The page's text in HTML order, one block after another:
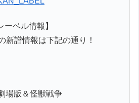
ーベル情報】
新譜情報は下記の通り！
場版＆怪獣戦争